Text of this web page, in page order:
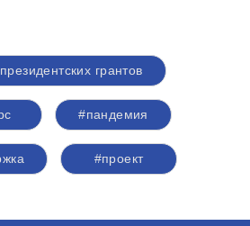
грантов
#пандемия
#проект